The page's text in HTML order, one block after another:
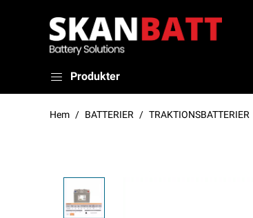
Produkter
Hem BATTERIER TRAKTIONSBATTERIER